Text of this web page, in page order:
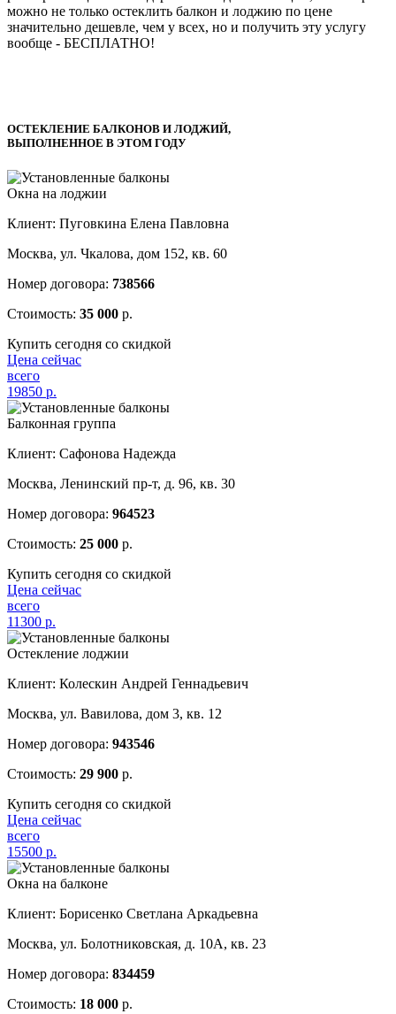
можно не только остеклить балкон и лоджию по цене
значительно дешевле, чем у всех, но и получить эту услугу
вообще - БЕСПЛАТНО!
ОСТЕКЛЕНИЕ БАЛКОНОВ И ЛОДЖИЙ,
ВЫПОЛНЕННОЕ В ЭТОМ ГОДУ
Окна на лоджии
Клиент: Пуговкина Елена Павловна
Москва, ул. Чкалова, дом 152, кв. 60
Номер договора: 738566
Стоимость: 35 000 р.
Купить сегодня со скидкой
Цена сейчас
всего
19850 р.
Балконная группа
Клиент: Сафонова Надежда
Москва, Ленинский пр-т, д. 96, кв. 30
Номер договора: 964523
Стоимость: 25 000 р.
Купить сегодня со скидкой
Цена сейчас
всего
11300 р.
Остекление лоджии
Клиент: Колескин Андрей Геннадьевич
Москва, ул. Вавилова, дом 3, кв. 12
Номер договора: 943546
Стоимость: 29 900 р.
Купить сегодня со скидкой
Цена сейчас
всего
15500 р.
Окна на балконе
Клиент: Борисенко Светлана Аркадьевна
Москва, ул. Болотниковская, д. 10А, кв. 23
Номер договора: 834459
Стоимость: 18 000 р.